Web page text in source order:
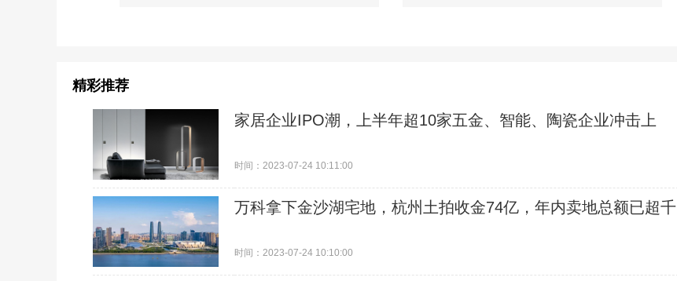
精彩推荐
家居企业IPO潮，上半年超10家五金、智能、陶瓷企业冲击上
时间：2023-07-24 10:11:00
万科拿下金沙湖宅地，杭州土拍收金74亿，年内卖地总额已超千
时间：2023-07-24 10:10:00